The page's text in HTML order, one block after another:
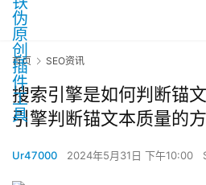
首页 SEO资讯
搜索引擎是如何判断锚
引擎判断锚文本质量的
Ur47000 2024年5月31日 下午10:00